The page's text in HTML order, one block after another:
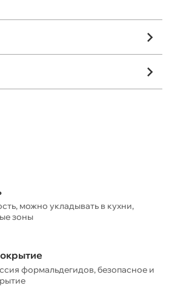
можно укладывать в кухни,
зоны
формальдегидов, безопасное и